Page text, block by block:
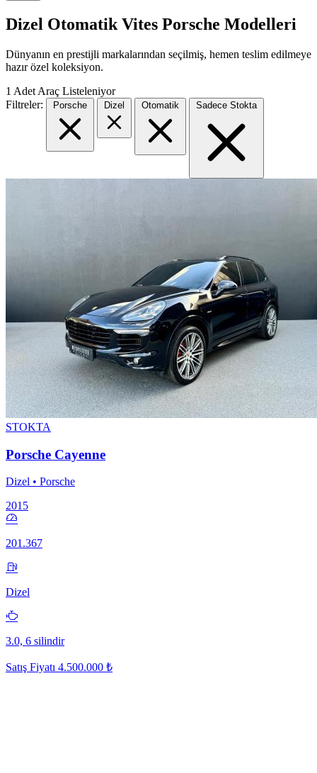
Dizel Otomatik Vites Porsche Modelleri
Dünyanın en prestijli markalarından seçilmiş, hemen teslim edilmeye
hazır özel koleksiyon.
1 Adet Araç Listeleniyor
Filtreler:
Porsche Dizel Otomatik Sadece Stokta
STOKTA
Porsche Cayenne
Dizel • Porsche
2015
201.367
Dizel
3.0, 6 silindir
Satış Fiyatı 4.500.000 ₺